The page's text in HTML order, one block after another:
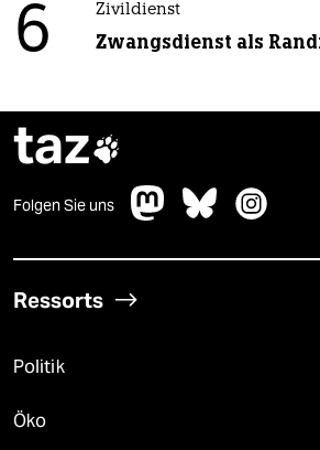
6 Zivildienst
Zwangsdienst als
taz
Folgen Sie uns
Ressorts
Politik
Öko